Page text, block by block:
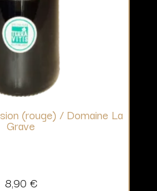
(rouge) / Domaine La
Grave
8,90 €